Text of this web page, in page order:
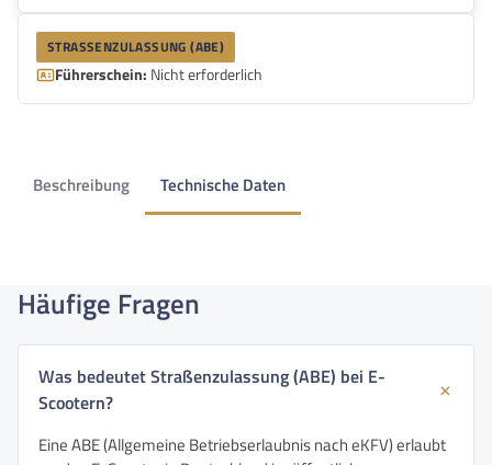
STRASSENZULASSUNG (ABE)
Führerschein: Nicht erforderlich
Beschreibung Technische Daten
Häufige Fragen
Was bedeutet Straßenzulassung (ABE) bei E-
Scootern?
Eine ABE (Allgemeine Betriebserlaubnis nach eKFV) erlaubt